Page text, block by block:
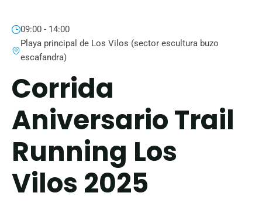
09:00 - 14:00
Playa principal de Los Vilos (sector escultura buzo
escafandra)
Corrida
Aniversario Trail
Running Los
Vilos 2025